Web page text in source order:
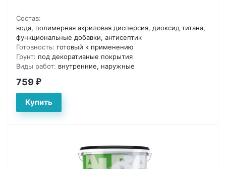
Состав:
вода, полимерная акриловая дисперсия, диоксид титана,
функциональные добавки, антисептик
Готовность: готовый к применению
Грунт: под декоративные покрытия
Виды работ: внутренние, наружные
759 ₽